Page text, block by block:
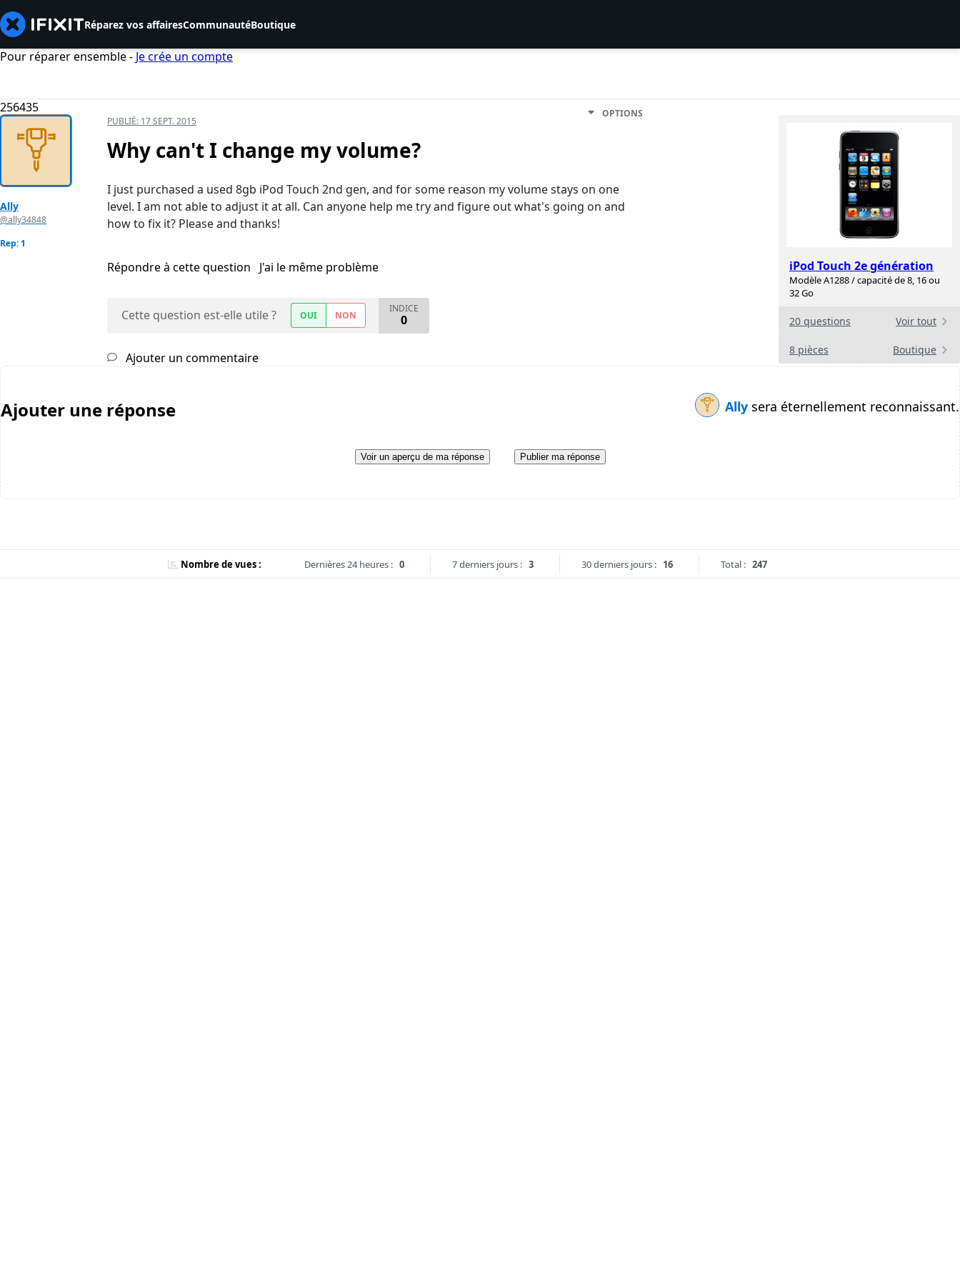
Réparez vos affairesCommunautéBoutique
Pour réparer ensemble - Je crée un compte
256435
iPod Touch 2e génération
Modèle A1288 / capacité de 8, 16 ou
32 Go
20 questions Voir tout
8 pièces Boutique
Ally
@ally34848
Rep: 1
PUBLIÉ: 17 SEPT. 2015
OPTIONS
Why can't I change my volume?
I just purchased a used 8gb iPod Touch 2nd gen, and for some reason my volume stays on one
level. I am not able to adjust it at all. Can anyone help me try and figure out what's going on and
how to fix it? Please and thanks!
Répondre à cette question J'ai le même problème
Cette question est-elle utile ? OUI NON
INDICE
0
Ajouter un commentaire
Ajouter une réponse Ally sera éternellement reconnaissant.
Voir un aperçu de ma réponse Publier ma réponse
Nombre de vues : Dernières 24 heures : 0 7 derniers jours : 3 30 derniers jours : 16 Total : 247